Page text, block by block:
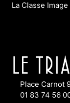
La Classe Image
Place Carnot
01 83 74 56